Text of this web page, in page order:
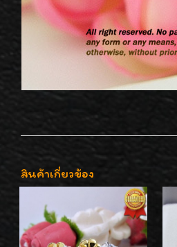
สินค้าเกี่ยวข้อง